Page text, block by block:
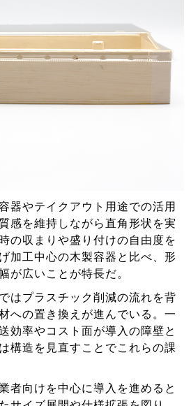
器やテイクアウト用途での活用
感を維持しながら直角形状を実
の収まりや盛り付けの自由度を
加工中心の木製容器と比べ、形
が広いことが特長だ。
はプラスチック削減の流れを背
への置き換えが進んでいる。一
効率やコスト面が導入の障壁と
構造を見直すことでこれらの課
者向けを中心に導入を進めると